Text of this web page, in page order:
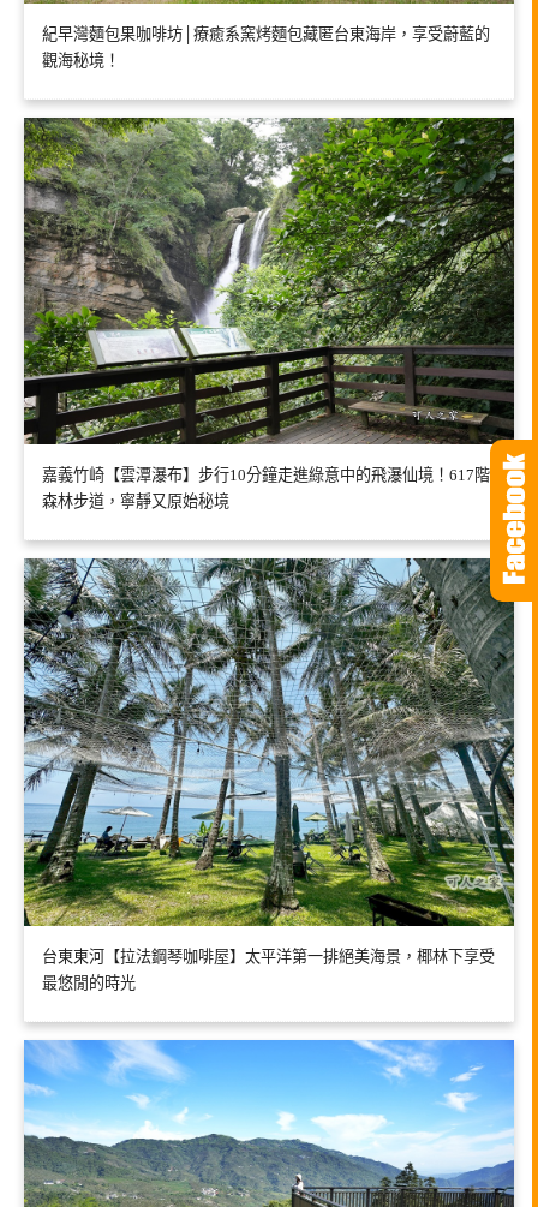
紀早灣麵包果咖啡坊│療癒系窯烤麵包藏匿台東海岸，享受蔚藍的
觀海秘境！
嘉義竹崎【雲潭瀑布】步行10分鐘走進綠意中的飛瀑仙境！617階
森林步道，寧靜又原始秘境
台東東河【拉法鋼琴咖啡屋】太平洋第一排絕美海景，椰林下享受
最悠閒的時光